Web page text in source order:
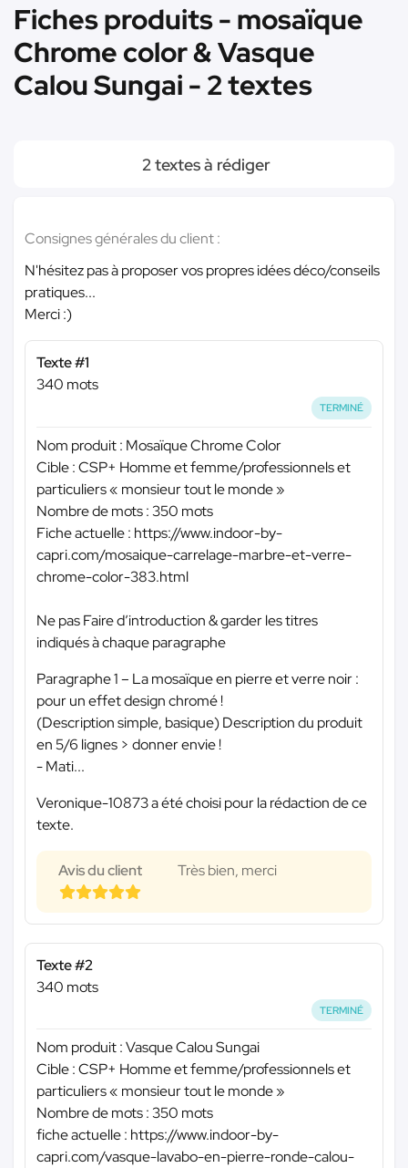
Fiches produits - mosaïque
Chrome color & Vasque
Calou Sungai - 2 textes
2 textes à rédiger
Consignes générales du client :
N'hésitez pas à proposer vos propres idées déco/conseils
pratiques...
Merci :)
Texte #1
340 mots
TERMINÉ
Nom produit : Mosaïque Chrome Color
Cible : CSP+ Homme et femme/professionnels et
particuliers « monsieur tout le monde »
Nombre de mots : 350 mots
Fiche actuelle : https://www.indoor-by-
capri.com/mosaique-carrelage-marbre-et-verre-
chrome-color-383.html
Ne pas Faire d’introduction & garder les titres
indiqués à chaque paragraphe
Paragraphe 1 – La mosaïque en pierre et verre noir :
pour un effet design chromé !
(Description simple, basique) Description du produit
en 5/6 lignes > donner envie !
- Mati...
Veronique-10873 a été choisi pour la rédaction de ce
texte.
Avis du client Très bien, merci
Texte #2
340 mots
TERMINÉ
Nom produit : Vasque Calou Sungai
Cible : CSP+ Homme et femme/professionnels et
particuliers « monsieur tout le monde »
Nombre de mots : 350 mots
fiche actuelle : https://www.indoor-by-
capri.com/vasque-lavabo-en-pierre-ronde-calou-